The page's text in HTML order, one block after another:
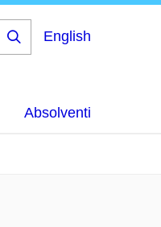
English
Absolventi